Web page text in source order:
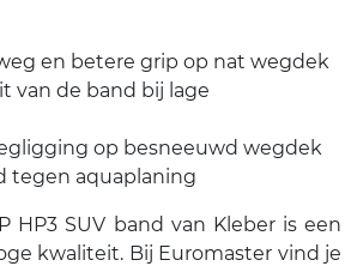
en betere grip op nat wegdek
van de band bij lage
op besneeuwd wegdek
tegen aquaplaning
HP3 SUV band van Kleber is een
kwaliteit. Bij Euromaster vind je